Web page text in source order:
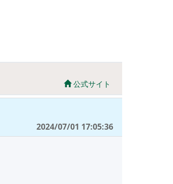
公式サイト
2024/07/01 17:05:36